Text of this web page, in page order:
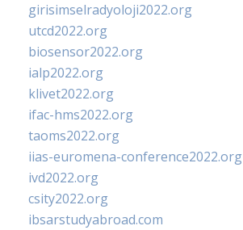
girisimselradyoloji2022.org
utcd2022.org
biosensor2022.org
ialp2022.org
klivet2022.org
ifac-hms2022.org
taoms2022.org
iias-euromena-conference2022.org
ivd2022.org
csity2022.org
ibsarstudyabroad.com